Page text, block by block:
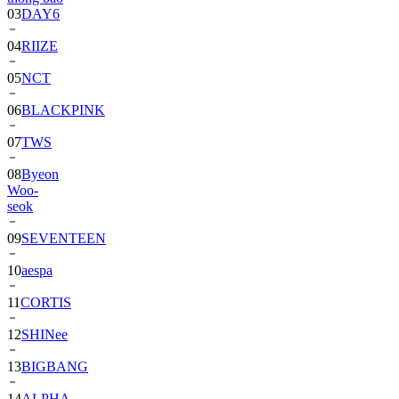
03DAY6
04RIIZE
05NCT
06BLACKPINK
07TWS
08Byeon
Woo-
seok
09SEVENTEEN
10aespa
11CORTIS
12SHINee
13BIGBANG